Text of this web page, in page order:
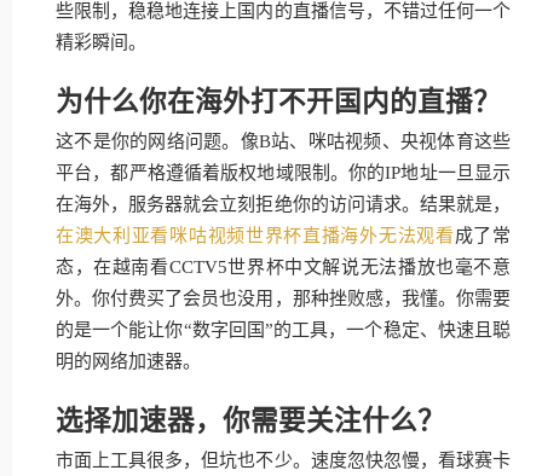
些限制，稳稳地连接上国内的直播信号，不错过任何一个
精彩瞬间。
为什么你在海外打不开国内的直播？
这不是你的网络问题。像B站、咪咕视频、央视体育这些
平台，都严格遵循着版权地域限制。你的IP地址一旦显示
在海外，服务器就会立刻拒绝你的访问请求。结果就是，
在澳大利亚看咪咕视频世界杯直播海外无法观看成了常
态，在越南看CCTV5世界杯中文解说无法播放也毫不意
外。你付费买了会员也没用，那种挫败感，我懂。你需要
的是一个能让你“数字回国”的工具，一个稳定、快速且聪
明的网络加速器。
选择加速器，你需要关注什么？
市面上工具很多，但坑也不少。速度忽快忽慢，看球赛卡